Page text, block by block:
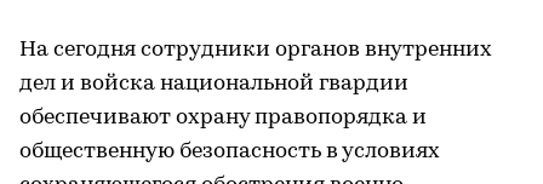
На сегодня сотрудники органов внутренних
дел и войска национальной гвардии
обеспечивают охрану правопорядка и
общественную безопасность в условиях